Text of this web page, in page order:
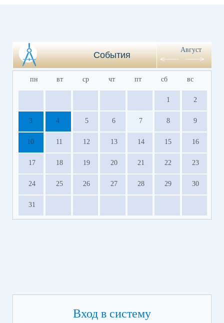
События
Август
пн вт ср чт пт сб вс
1 2
3 4 5 6 7 8 9
10 11 12 13 14 15 16
17 18 19 20 21 22 23
24 25 26 27 28 29 30
31
Вход в систему